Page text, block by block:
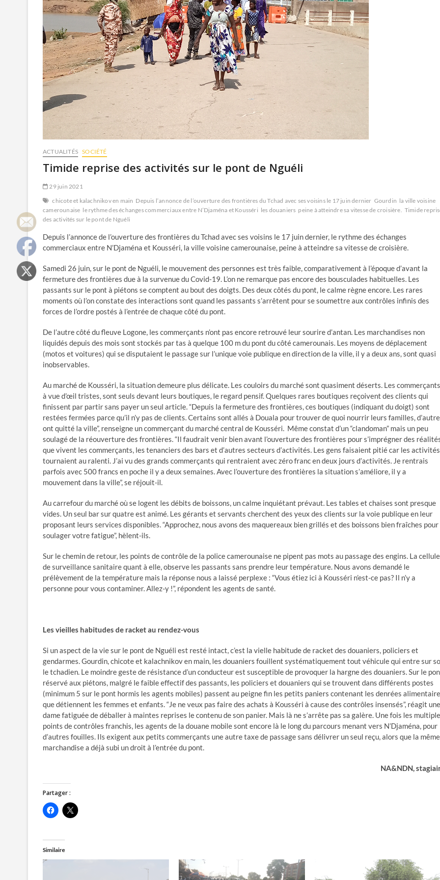
ACTUALITÉS SOCIÉTÉ
Timide reprise des activités sur le pont de Nguéli
29 juin 2021
chicote et kalachnikov en main Depuis l’annonce de l’ouverture des frontières du Tchad avec ses voisins le 17 juin dernier Gourdin la ville voisine
camerounaise le rythme des échanges commerciaux entre N’Djaména et Kousséri les douaniers peine à atteindre sa vitesse de croisière. Timide
des activités sur le pont de Nguéli
Depuis l’annonce de l’ouverture des frontières du Tchad avec ses voisins le 17 juin dernier, le rythme des échanges
commerciaux entre N’Djaména et Kousséri, la ville voisine camerounaise, peine à atteindre sa vitesse de croisière.
Samedi 26 juin, sur le pont de Nguéli, le mouvement des personnes est très faible, comparativement à l’époque d’avant la
fermeture des frontières due à la survenue du Covid-19. L’on ne remarque pas encore des bousculades habituelles. Les
passants sur le pont à piétons se comptent au bout des doigts. Des deux côtés du pont, le calme règne encore. Les rares
moments où l’on constate des interactions sont quand les passants s’arrêtent pour se soumettre aux contrôles infinis des
forces de l’ordre postés à l’entrée de chaque côté du pont.
De l’autre côté du fleuve Logone, les commerçants n’ont pas encore retrouvé leur sourire d’antan. Les marchandises non
liquidés depuis des mois sont stockés par tas à quelque 100 m du pont du côté camerounais. Les moyens de déplacement
(motos et voitures) qui se disputaient le passage sur l’unique voie publique en direction de la ville, il y a deux ans, sont quasi
inobservables.
Au marché de Kousséri, la situation demeure plus délicate. Les couloirs du marché sont quasiment déserts. Les
à vue d’œil tristes, sont seuls devant leurs boutiques, le regard pensif. Quelques rares boutiques reçoivent des clients qui
finissent par partir sans payer un seul article. “Depuis la fermeture des frontières, ces boutiques (indiquant du doigt) sont
restées fermées parce qu’il n’y pas de clients. Certains sont allés à Douala pour trouver de quoi nourrir leurs familles,
ont quitté la ville”, renseigne un commerçant du marché central de Kousséri. Même constat d’un “clandoman” mais un peu
soulagé de la réouverture des frontières. “Il faudrait venir bien avant l’ouverture des frontières pour s’imprégner des
que vivent les commerçants, les tenanciers des bars et d’autres secteurs d’activités. Les gens faisaient pitié car les activités
tournaient au ralenti. J’ai vu des grands commerçants qui rentraient avec zéro franc en deux jours d’activités. Je rentrais
parfois avec 500 francs en poche il y a deux semaines. Avec l’ouverture des frontières la situation s’améliore, il y a
mouvement dans la ville”, se réjouit-il.
Au carrefour du marché où se logent les débits de boissons, un calme inquiétant prévaut. Les tables et chaises sont presque
vides. Un seul bar sur quatre est animé. Les gérants et servants cherchent des yeux des clients sur la voie publique en leur
proposant leurs services disponibles. “Approchez, nous avons des maquereaux bien grillés et des boissons bien fraîches pour
soulager votre fatigue”, hèlent-ils.
Sur le chemin de retour, les points de contrôle de la police camerounaise ne pipent pas mots au passage des engins. La cellule
de surveillance sanitaire quant à elle, observe les passants sans prendre leur température. Nous avons demandé le
prélèvement de la température mais la réponse nous a laissé perplexe : “Vous étiez ici à Kousséri n’est-ce pas? Il n’y a
personne pour vous contaminer. Allez-y !”, répondent les agents de santé.
Les vieilles habitudes de racket au rendez-vous
Si un aspect de la vie sur le pont de Nguéli est resté intact, c’est la vielle habitude de racket des douaniers, policiers et
gendarmes. Gourdin, chicote et kalachnikov en main, les douaniers fouillent systématiquement tout véhicule qui entre sur
le tchadien. Le moindre geste de résistance d’un conducteur est susceptible de provoquer la hargne des douaniers. Sur le
réservé aux piétons, malgré le faible effectif des passants, les policiers et douaniers qui se trouvent dans différents postes
(minimum 5 sur le pont hormis les agents mobiles) passent au peigne fin les petits paniers contenant les denrées
que détiennent les femmes et enfants. “Je ne veux pas faire des achats à Kousséri à cause des contrôles insensés”, réagit une
dame fatiguée de déballer à maintes reprises le contenu de son panier. Mais là ne s’arrête pas sa galère. Une fois les
points de contrôles franchis, les agents de la douane mobile sont encore là le long du parcours menant vers N’Djaména, pour
d’autres fouilles. Ils exigent aux petits commerçants une autre taxe de passage sans délivrer un seul reçu, alors que la même
marchandise a déjà subi un droit à l’entrée du pont.
NA&NDN,
Partager :
C
l
e
z
p
o
C
l
o
Similaire